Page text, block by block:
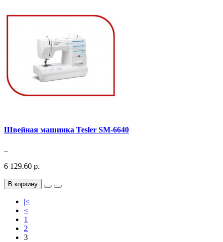
Швейная машинка Tesler SM-6640
..
6 129.60 р.
В корзину
|<
<
1
2
3